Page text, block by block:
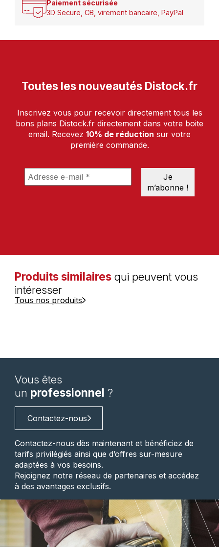
Paiement sécurisée
3D Secure, CB, virement bancaire, PayPal
Toutes les nouveautés Distock.fr
Inscrivez vous pour recevoir directement tous les
bons plans Distock.fr directement dans votre boite
email. Recevez 10% de réduction sur votre
première commande.
Produits similaires qui peuvent vous
intéresser
Tous nos produits
Vous êtes
un professionnel ?
Contactez-nous
Contactez-nous dès maintenant et bénéficiez de
tarifs privilégiés ainsi que d’offres sur-mesure
adaptées à vos besoins.
Rejoignez notre réseau de partenaires et accédez
à des avantages exclusifs.